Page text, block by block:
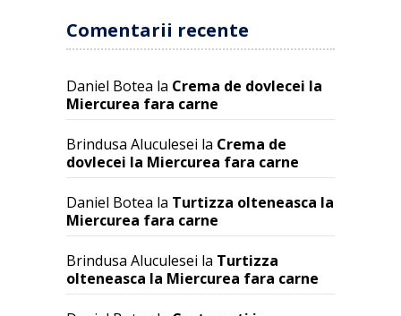
Comentarii recente
Daniel Botea la Crema de dovlecei la
Miercurea fara carne
Brindusa Aluculesei la Crema de
dovlecei la Miercurea fara carne
Daniel Botea la Turtizza olteneasca la
Miercurea fara carne
Brindusa Aluculesei la Turtizza
olteneasca la Miercurea fara carne